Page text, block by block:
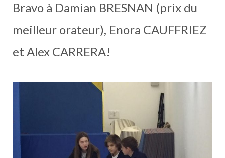
Bravo à Damian BRESNAN (prix du
meilleur orateur), Enora CAUFFRIEZ
et Alex CARRERA!